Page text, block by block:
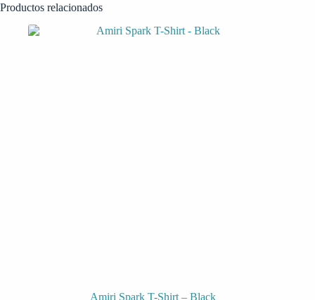
Productos relacionados
Amiri Spark T-Shirt – Black